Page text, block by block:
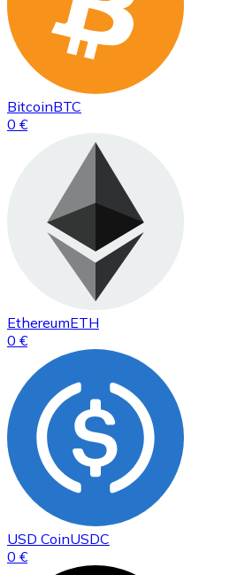
BitcoinBTC
0 €
EthereumETH
0 €
USD CoinUSDC
0 €